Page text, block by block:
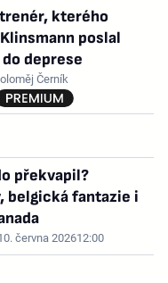
kterého
poslal
deprese
Černík
překvapil?
belgická fantazie i
června 202612:00